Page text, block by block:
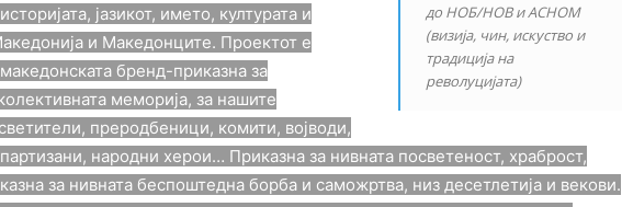
до НОБ/НОВ и АСНОМ
(визија, чин, искуство и
традиција на
револуцијата)
јазикот, името, културата и
и Македонците. Проектот е
бренд-приказна за
меморија, за нашите
преродбеници, комити, војводи,
народни херои… Приказна за нивната посветеност, храброст,
за нивната беспоштедна борба и саможртва, низ десетлетија и векови.